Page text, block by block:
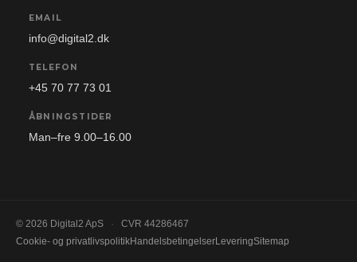
EMAIL
info@digital2.dk
TELEFON
+45 70 77 73 01
ÅBNINGSTIDER
Man–fre 9.00–16.00
© 2026 Digital2 ApS ·
CVR 44286467
Cookie- og privatlivspolitikHandelsbetingelserLeveringSitemap